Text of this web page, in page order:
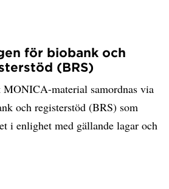
för biobank och
(BRS)
MONICA-material samordnas via
och registerstöd (BRS) som
i enlighet med gällande lagar och